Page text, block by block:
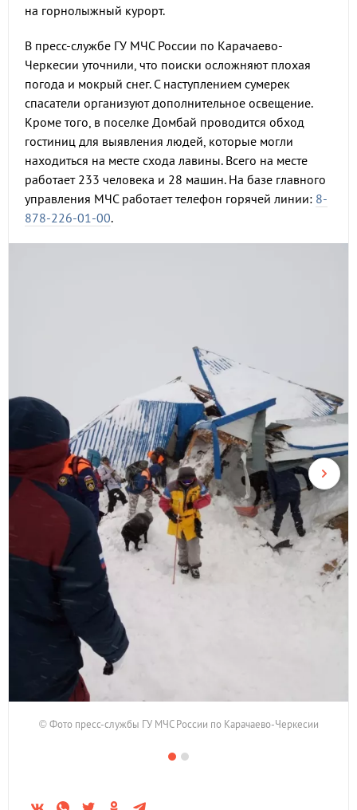
на горнолыжный курорт.
В пресс-службе ГУ МЧС России по Карачаево-
Черкесии уточнили, что поиски осложняют плохая
погода и мокрый снег. С наступлением сумерек
спасатели организуют дополнительное освещение.
Кроме того, в поселке Домбай проводится обход
гостиниц для выявления людей, которые могли
находиться на месте схода лавины. Всего на месте
работает 233 человека и 28 машин. На базе главного
управления МЧС работает телефон горячей линии: 8-
878-226-01-00.
© Фото пресс-службы ГУ МЧС России по Карачаево-Черкесии